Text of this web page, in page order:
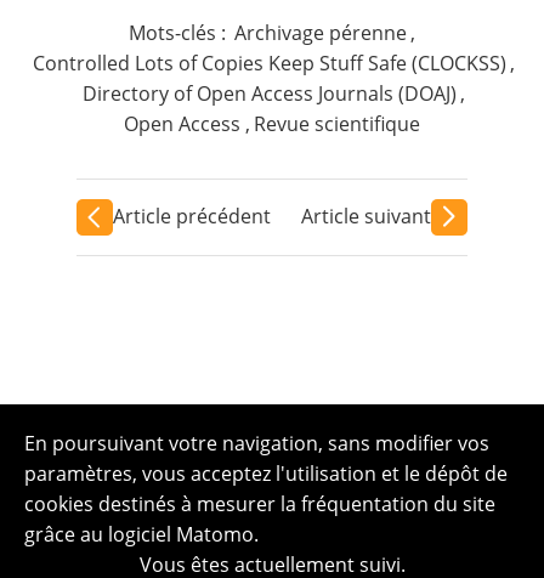
Mots-clés : Archivage pérenne,
Controlled Lots of Copies Keep Stuff Safe (CLOCKSS) ,
Directory of Open Access Journals (DOAJ) ,
Open Access , Revue scientifique
Article précédent Article suivant
En poursuivant votre navigation, sans modifier vos
paramètres, vous acceptez l'utilisation et le dépôt de
cookies destinés à mesurer la fréquentation du site
grâce au logiciel Matomo.
Vous êtes actuellement suivi.